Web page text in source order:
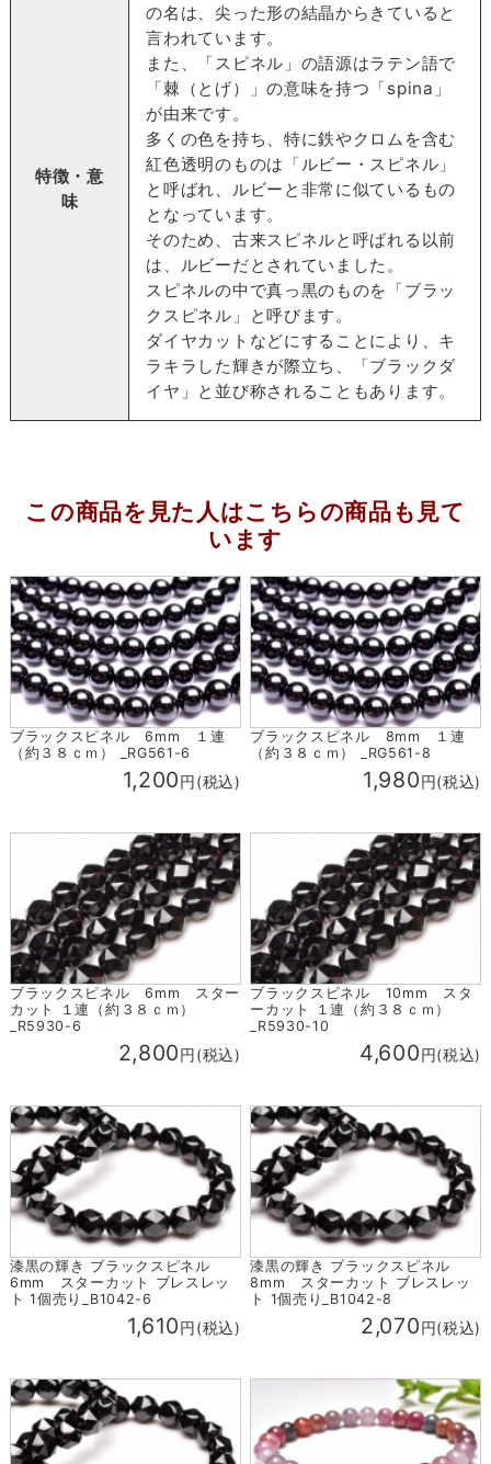
特徴・意
味
の名は、尖った形の結晶からきていると
言われています。
また、「スピネル」の語源はラテン語で
「棘（とげ）」の意味を持つ「spina」
が由来です。
多くの色を持ち、特に鉄やクロムを含む
紅色透明のものは「ルビー・スピネル」
と呼ばれ、ルビーと非常に似ているもの
となっています。
そのため、古来スピネルと呼ばれる以前
は、ルビーだとされていました。
スピネルの中で真っ黒のものを「ブラッ
クスピネル」と呼びます。
ダイヤカットなどにすることにより、キ
ラキラした輝きが際立ち、「ブラックダ
イヤ」と並び称されることもあります。
この商品を見た人はこちらの商品も見て
います
ブラックスピネル 6mm １連
（約３８ｃｍ） _RG561-6
1,200円(税込)
ブラックスピネル 8mm １連
（約３８ｃｍ） _RG561-8
1,980円(税込)
ブラックスピネル 6mm スター
カット １連（約３８ｃｍ）
_R5930-6
2,800円(税込)
ブラックスピネル 10mm スタ
ーカット １連（約３８ｃｍ）
_R5930-10
4,600円(税込)
漆黒の輝き ブラックスピネル
6mm スターカット ブレスレッ
ト 1個売り_B1042-6
1,610円(税込)
漆黒の輝き ブラックスピネル
8mm スターカット ブレスレッ
ト 1個売り_B1042-8
2,070円(税込)